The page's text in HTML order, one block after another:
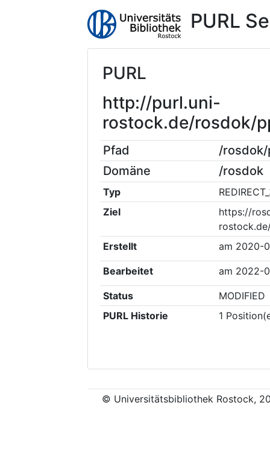
PURL
PURL
http://purl.uni-
rostock.de/rosdok/
Pfad
/rosdok/
Domäne
/rosdok
Typ
Ziel
https://
Erstellt
am 2020-
Bearbeitet am 2022-
Status
MODIFIED
PURL Historie
1
© Universitätsbibliothek Rostock,